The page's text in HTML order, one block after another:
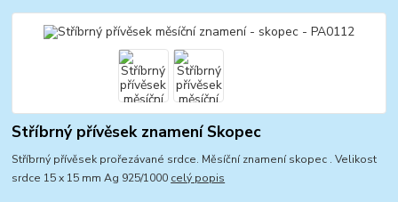
Stříbrný přívěsek znamení Skopec
Stříbrný přívěsek prořezávané srdce. Měsíční znamení skopec . Velikost
srdce 15 x 15 mm Ag 925/1000 celý popis